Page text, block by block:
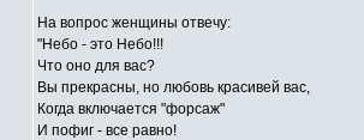
На вопрос женщины отвечу:
"Небо - это Небо!!!
Что оно для вас?
Вы прекрасны, но любовь красивей вас,
Когда включается "форсаж"
И пофиг - все равно!